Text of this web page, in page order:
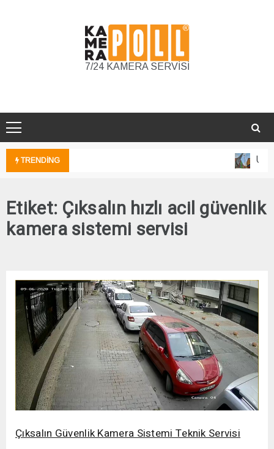
7/24 KAMERA SERVİSİ
TRENDING
Etiket: Çıksalın hızlı acil güvenlik
kamera sistemi servisi
Çıksalın Güvenlik Kamera Sistemi Teknik Servisi